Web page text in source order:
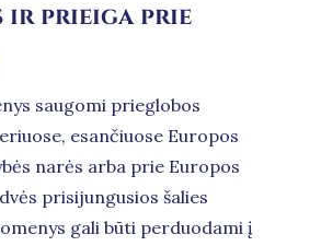
ir prieiga prie
saugomi prieglobos
esančiuose Europos
narės arba prie Europos
prisijungusios šalies
gali būti perduodami į